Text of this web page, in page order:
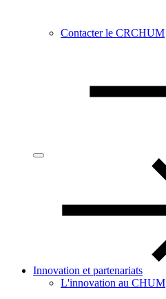
Contacter le CRCHUM
Innovation et partenariats
L'innovation au CHUM